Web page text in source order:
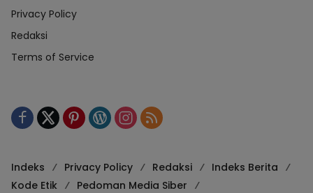
Privacy Policy
Redaksi
Terms of Service
Indeks Privacy Policy Redaksi
Indeks Berita
Kode Etik
Pedoman Media Siber